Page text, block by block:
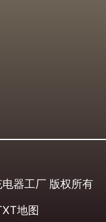
器工厂版权所有
地图